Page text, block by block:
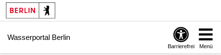
Springe zur Navigation
Springe zum Inhalt
Wasserportal Berlin
Barrierefrei Menü